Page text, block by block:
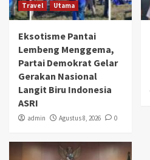
Travel
Utama
Eksotisme Pantai
Lembeng Menggema,
Partai Demokrat Gelar
Gerakan Nasional
Langit Biru Indonesia
ASRI
admin Agustus 8, 2026 0